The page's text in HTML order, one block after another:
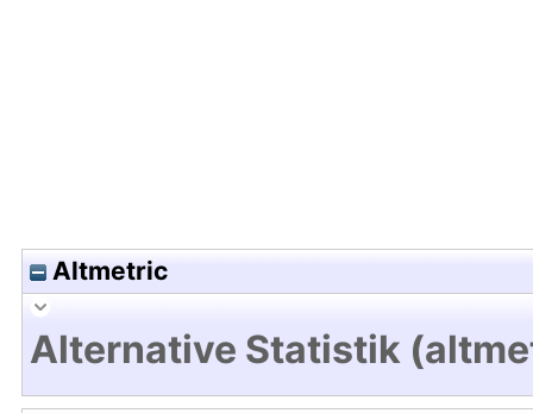
Altmetric
Alternative Statistik